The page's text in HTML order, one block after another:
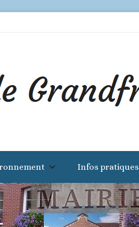
Infos pratiques